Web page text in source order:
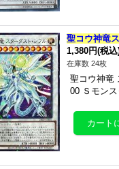
聖コウ神竜
1,380円(税込
在庫数 24枚
聖コウ神竜
00 Ｓモン